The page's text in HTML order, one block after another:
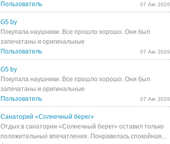
Пользователь
07 Авг 2026
G5 by
Покупала наушники. Все прошло хорошо. Они был
запечатаны и оригинальные
Пользователь
07 Авг 2026
G5 by
Покупала наушники. Все прошло хорошо. Они был
запечатаны и оригинальные
Пользователь
07 Авг 2026
Санаторий «Солнечный берег»
Отдых в санатории «Солнечный берег» оставил только
положительные впечатления. Понравилась спокойная...